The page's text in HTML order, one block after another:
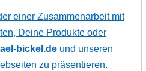
einer Zusammenarbeit mit
Deine Produkte oder
bickel.deund unseren
zu präsentieren.